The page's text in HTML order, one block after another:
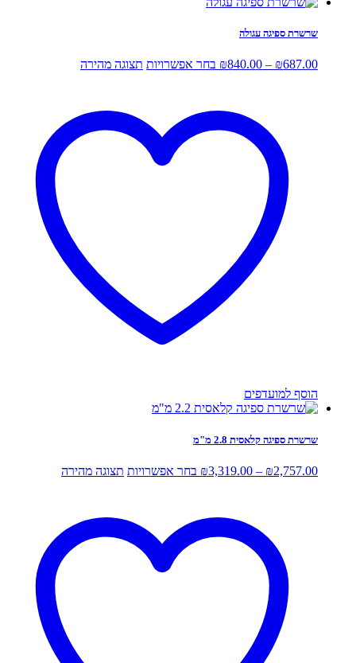
שרשרת ספיגה עגולה
₪687.00
–
₪840.00
טווח
בחר אפשרויות למוצר
סוגים.
ניתן
לבחור
תצוגה מהירה
הוסף למועדפים
שרשרת ספיגה קלאסית 2.8 מ"מ
₪2,757.00
–
₪3,319.00
טווח
בחר אפשרויות למוצר
ניתן
תצוגה מהירה